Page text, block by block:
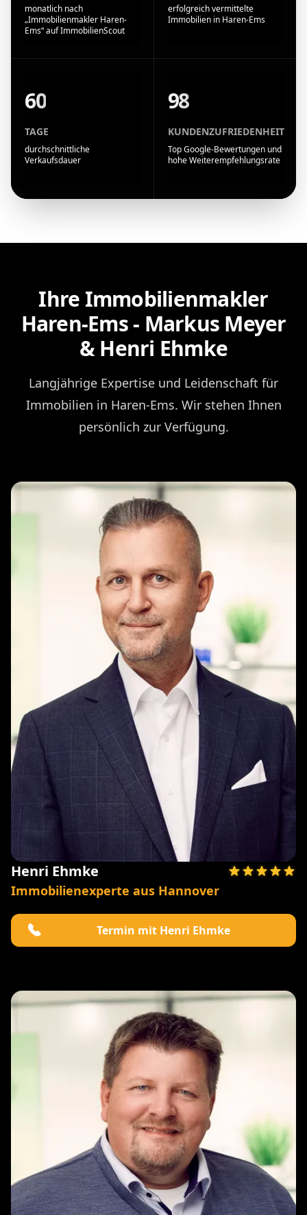
monatlich nach
„Immobilienmakler Haren-
Ems“ auf ImmobilienScout
erfolgreich vermittelte
Immobilien in Haren-Ems
60
TAGE
durchschnittliche
Verkaufsdauer
98
KUNDENZUFRIEDENHEIT
Top Google-Bewertungen und
hohe Weiterempfehlungsrate
Ihre Immobilienmakler
Haren-Ems - Markus Meyer
& Henri Ehmke
Langjährige Expertise und Leidenschaft für
Immobilien in Haren-Ems. Wir stehen Ihnen
persönlich zur Verfügung.
Henri Ehmke
Immobilienexperte aus Hannover
Termin mit Henri Ehmke